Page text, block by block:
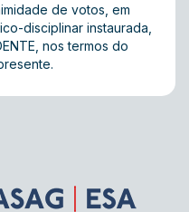
de votos, em
disciplinar instaurada,
nos termos do